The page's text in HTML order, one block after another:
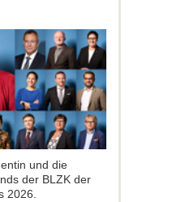
und die
der BLZK der
2026.